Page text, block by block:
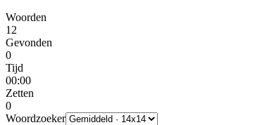
Woorden
12
Gevonden
0
Tijd
00:00
Zetten
0
Woordzoeker